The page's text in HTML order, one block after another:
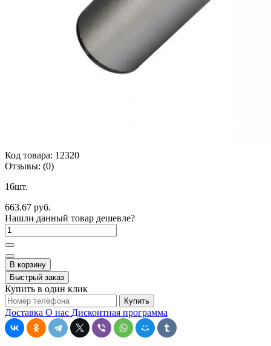
Код товара: 12320
Отзывы: (0)
16шт.
663.67 руб.
Нашли данный товар дешевле?
В корзину
Быстрый заказ
Купить в один клик
Купить
Доставка О нас Дисконтная программа